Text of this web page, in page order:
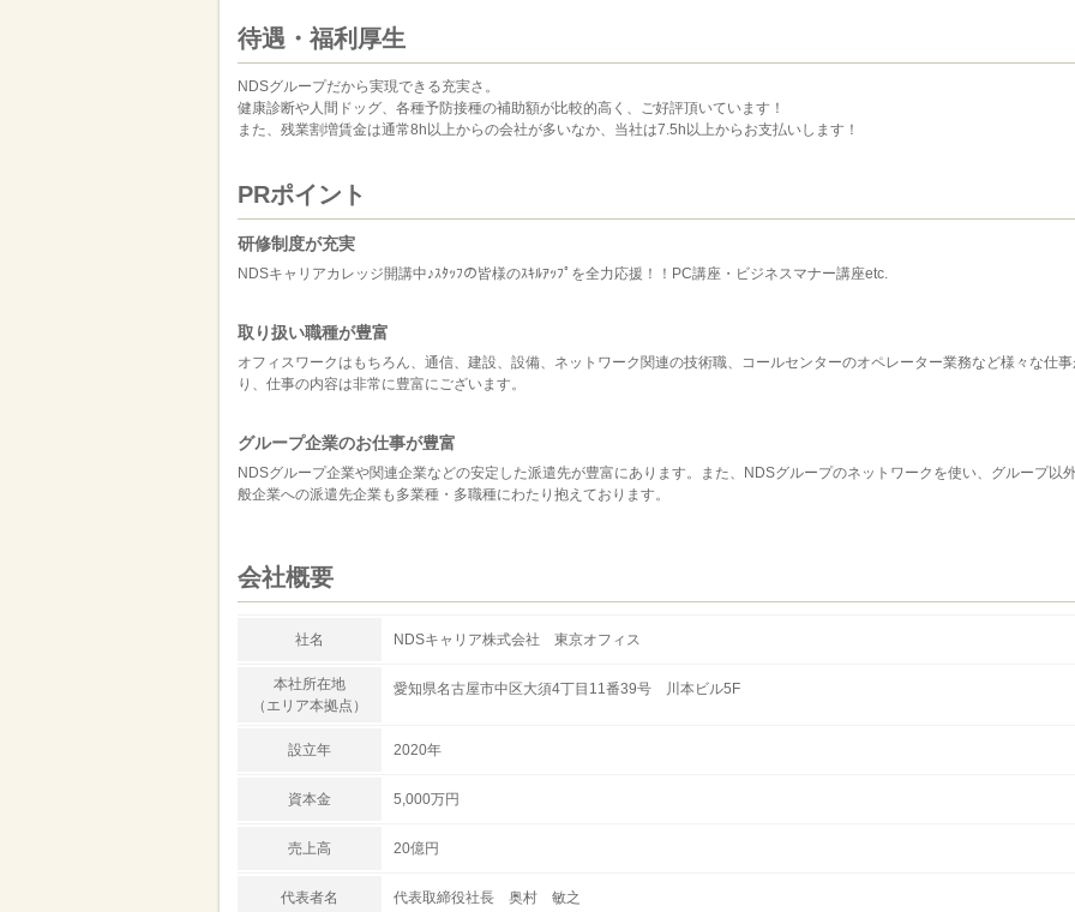
待遇・福利厚生
NDSグループだから実現できる充実さ。
健康診断や人間ドッグ、各種予防接種の補助額が比較的高く、ご好評頂いています！
また、残業割増賃金は通常8h以上からの会社が多いなか、当社は7.5h以上からお支払いします！
PRポイント
研修制度が充実
NDSキャリアカレッジ開講中♪ｽﾀｯﾌの皆様のｽｷﾙｱｯﾌﾟを全力応援！！PC講座・ビジネスマナー講座etc.
取り扱い職種が豊富
オフィスワークはもちろん、通信、建設、設備、ネットワーク関連の技術職、コールセンターのオペレーター業務など様々な仕事
り、仕事の内容は非常に豊富にございます。
グループ企業のお仕事が豊富
NDSグループ企業や関連企業などの安定した派遣先が豊富にあります。また、NDSグループのネットワークを使い、グループ以
般企業への派遣先企業も多業種・多職種にわたり抱えております。
会社概要
社名 NDSキャリア株式会社 東京オフィス
本社所在地
（エリア本拠点）
愛知県名古屋市中区大須4丁目11番39号 川本ビル5F
設立年 2020年
資本金 5,000万円
売上高 20億円
代表者名 代表取締役社長 奥村 敏之